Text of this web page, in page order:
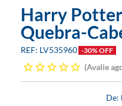
Harry Potter
Quebra-
LV535960 -30% OFF
Avalie